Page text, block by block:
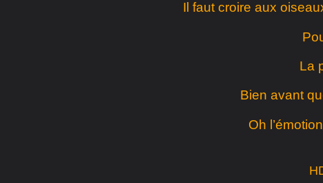
Il faut croire aux
La
Bien avant
Oh